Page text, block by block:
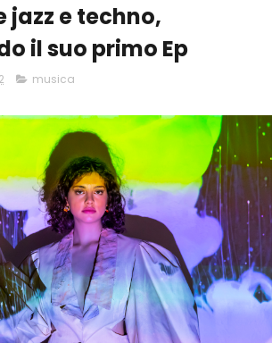
jazz e techno,
il suo primo Ep
musica